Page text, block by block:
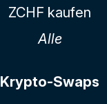
ZCHF kaufen
Alle
Krypto-Swaps